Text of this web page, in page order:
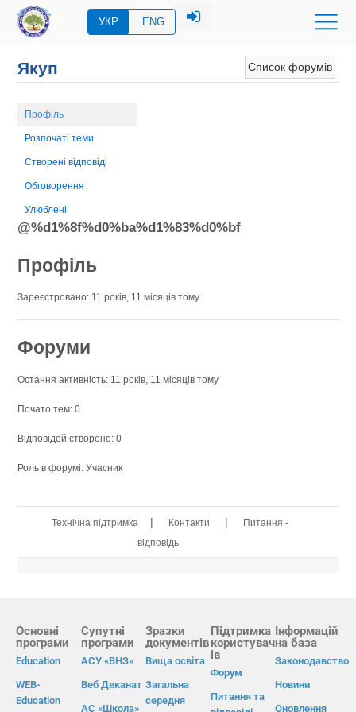
УКР ENG
Список форумів
Якуп
Профіль
Розпочаті теми
Створені відповіді
Обговорення
Улюблені
@%d1%8f%d0%ba%d1%83%d0%bf
Профіль
Зареєстровано: 11 років, 11 місяців тому
Форуми
Остання активність: 11 років, 11 місяців тому
Почато тем: 0
Відповідей створено: 0
Роль в форумі: Учасник
Технічна підтримка | Контакти |
Питання -
відповідь
Основні
програми
Education
WEB-
Education
Супутні
програми
АСУ «ВНЗ»
Веб Деканат
АС «Школа»
Зразки
документів
Вища освіта
Загальна
середня
Підтримка
користувач
ів
Форум
Питання та
Інформацій
на база
Законодавство
Новини
Оновлення